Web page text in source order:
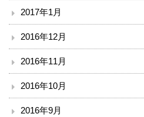
2017年1月
2016年12月
2016年11月
2016年10月
2016年9月